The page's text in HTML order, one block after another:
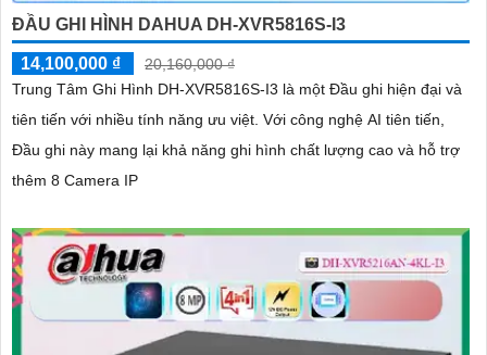
ĐẦU GHI HÌNH DAHUA DH-XVR5816S-I3
14,100,000 ₫
20,160,000 ₫
Trung Tâm Ghi Hình DH-XVR5816S-I3 là một Đầu ghi hiện đại và
tiên tiến với nhiều tính năng ưu việt. Với công nghệ AI tiên tiến,
Đầu ghi này mang lại khả năng ghi hình chất lượng cao và hỗ trợ
thêm 8 Camera IP